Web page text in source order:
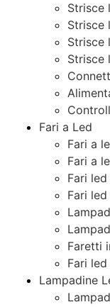
Strisce
Strisce
Strisce
Strisce
Fari a Led
Fari a
Fari a
Fari
Fari
Faretti
Fari
Lampadine